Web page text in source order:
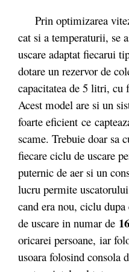
Prin optimizarea
cat si a temperaturii, se
uscare adaptat fiecarui
dotare un rezervor de
capacitatea de 5 litri, cu
Acest model are si un
foarte eficient ce
scame. Trebuie doar sa
fiecare ciclu de uscare
puternic de aer si un
lucru permite
cand era nou, ciclu
de uscare in numar de 16
oricarei persoane, iar
usoara folosind consola